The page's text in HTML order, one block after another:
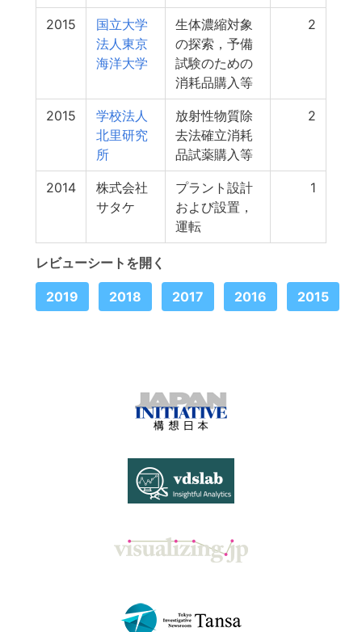
2015
国立大学
法人東京
海洋大学
生体濃縮対象
の探索，予備
試験のための
消耗品購入等
2
2015
学校法人
北里研究
所
放射性物質除
去法確立消耗
品試薬購入等
2
2014
株式会社
サタケ
プラント設計
および設置，
運転
1
レビューシートを開く
2019 2018 2017 2016 2015